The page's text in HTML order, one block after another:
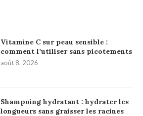
Vitamine C sur peau sensible :
comment l’utiliser sans picotements
août 8, 2026
Shampoing hydratant : hydrater les
longueurs sans graisser les racines